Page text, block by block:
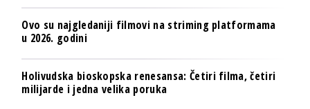
Ovo su najgledaniji filmovi na striming platformama
u 2026. godini
Holivudska bioskopska renesansa: Četiri filma, četiri
milijarde i jedna velika poruka